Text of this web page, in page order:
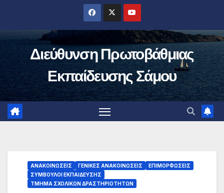
περιεχόμενο
Διεύθυνση Πρωτοβάθμιας
Εκπαίδευσης Σάμου
ΑΝΑΚΟΙΝΏΣΕΙΣ ΓΕΝΙΚΈΣ ΑΝΑΚΟΙΝΏΣΕΙΣ
ΕΠΙΜΟΡΦΏΣΕΙΣ
ΣΎΜΒΟΥΛΟΙ ΕΚΠΑΊΔΕΥΣΗΣ
ΤΜΉΜΑ ΣΧΟΛΙΚΏΝ ΔΡΑΣΤΗΡΙΟΤΉΤΩΝ